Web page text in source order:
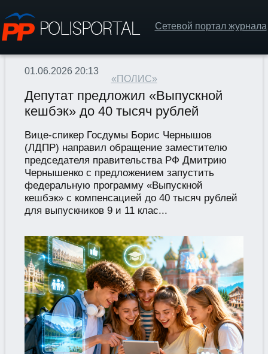
Сетевой портал журнала
«ПОЛИС»
01.06.2026 20:13
Депутат предложил «Выпускной
кешбэк» до 40 тысяч рублей
Вице-спикер Госдумы Борис Чернышов
(ЛДПР) направил обращение заместителю
председателя правительства РФ Дмитрию
Чернышенко с предложением запустить
федеральную программу «Выпускной
кешбэк» с компенсацией до 40 тысяч рублей
для выпускников 9 и 11 клас...